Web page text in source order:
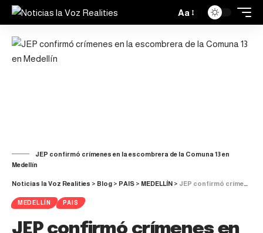
Aa
JEP confirmó crímenes en la escombrera de la Comuna 13 en
Medellín
Noticias la Voz Realities > Blog > PAIS > MEDELLÍN > JEP confirmó crímenes en la escombrera de la Comuna 13 en Medellín
MEDELLÍN PAIS
JEP confirmó crímenes en